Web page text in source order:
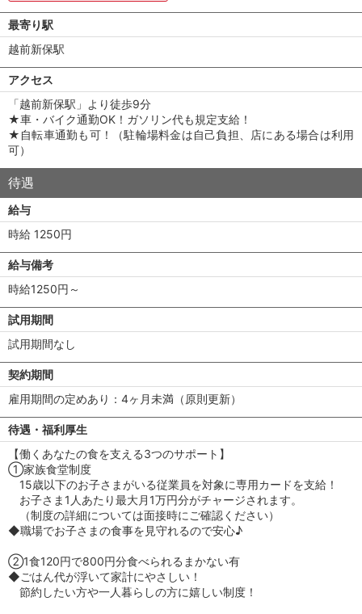
最寄り駅
越前新保駅
アクセス
「越前新保駅」より徒歩9分
★車・バイク通勤OK！ガソリン代も規定支給！
★自転車通勤も可！（駐輪場料金は自己負担、店にある場合は利用
可）
待遇
給与
時給 1250円
給与備考
時給1250円～
試用期間
試用期間なし
契約期間
雇用期間の定めあり：4ヶ月未満（原則更新）
待遇・福利厚生
【働くあなたの食を支える3つのサポート】
①家族食堂制度
15歳以下のお子さまがいる従業員を対象に専用カードを支給！
お子さま1人あたり最大月1万円分がチャージされます。
（制度の詳細については面接時にご確認ください）
◆職場でお子さまの食事を見守れるので安心♪
②1食120円で800円分食べられるまかない有
◆ごはん代が浮いて家計にやさしい！
節約したい方や一人暮らしの方に嬉しい制度！